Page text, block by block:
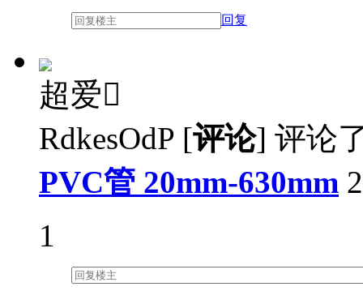
回复
超爱
RdkesOdP [评论] 评论
PVC管 20mm-630mm
1